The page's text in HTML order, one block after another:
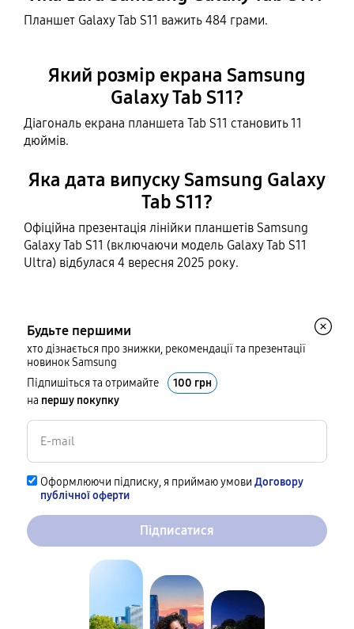
Планшет Galaxy Tab S11 важить 484 грами.
Який розмір екрана Samsung
Galaxy Tab S11?
Діагональ екрана планшета Tab S11 становить 11
дюймів.
Яка дата випуску Samsung Galaxy
Tab S11?
Офіційна презентація лінійки планшетів Samsung
Galaxy Tab S11 (включаючи модель Galaxy Tab S11
Ultra) відбулася 4 вересня 2025 року.
Будьте першими
хто дізнається про знижки, рекомендації та презентації
новинок Samsung
Підпишіться та отримайте
100 грн
на першу покупку
Оформлюючи підписку, я приймаю умови Договору
публічної оферти
Підписатися